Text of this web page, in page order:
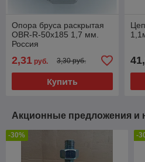
Опора бруса раскрытая
OBR-R-50x185 1,7 мм.
Россия
2,31 руб. 3,30 руб.
Купить
Акционные предложения и
-30% -